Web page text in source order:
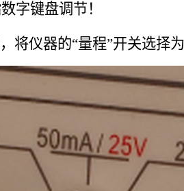
字键盘调节！
将仪器的“量程”开关选择